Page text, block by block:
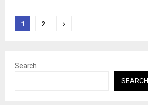
Posts
1 2
Search
SEARCH